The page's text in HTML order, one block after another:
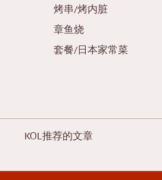
烤串/烤内脏
章鱼烧
套餐/日本家常菜
KOL推荐的文章